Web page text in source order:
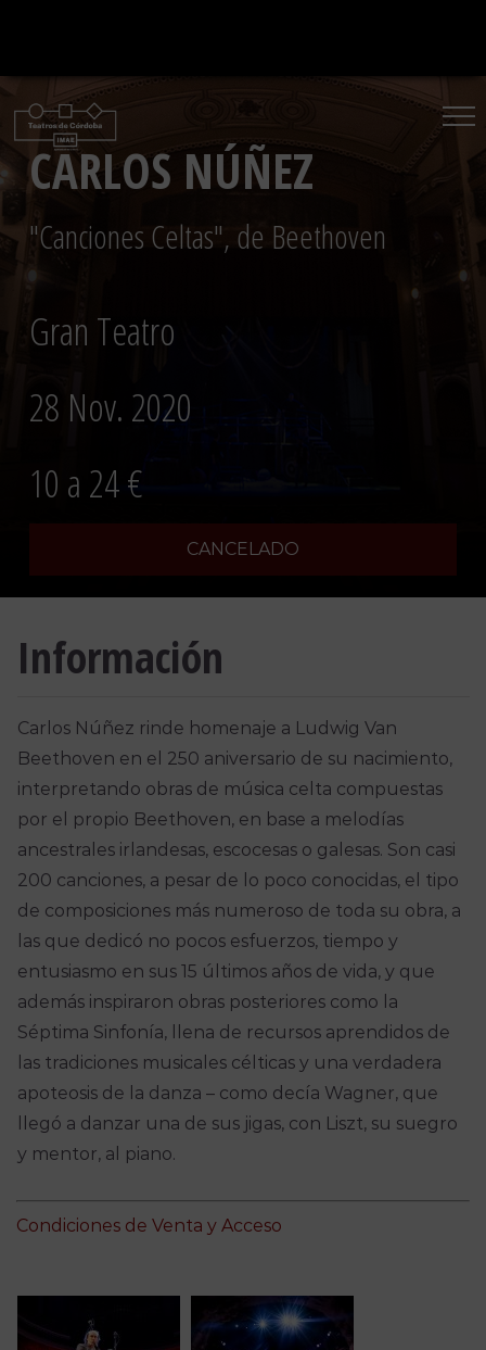
contenido
CARLOS NÚÑEZ
"Canciones Celtas", de Beethoven
Gran Teatro
28 Nov. 2020
10 a 24 €
CANCELADO
Información
Carlos Núñez rinde homenaje a Ludwig Van
Beethoven en el 250 aniversario de su nacimiento,
interpretando obras de música celta compuestas
por el propio Beethoven, en base a melodías
ancestrales irlandesas, escocesas o galesas. Son casi
200 canciones, a pesar de lo poco conocidas, el tipo
de composiciones más numeroso de toda su obra, a
las que dedicó no pocos esfuerzos, tiempo y
entusiasmo en sus 15 últimos años de vida, y que
además inspiraron obras posteriores como la
Séptima Sinfonía, llena de recursos aprendidos de
las tradiciones musicales célticas y una verdadera
apoteosis de la danza – como decía Wagner, que
llegó a danzar una de sus jigas, con Liszt, su suegro
y mentor, al piano.
Condiciones de Venta y Acceso